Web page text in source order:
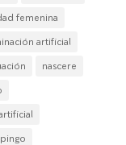
femenina
artificial
nascere